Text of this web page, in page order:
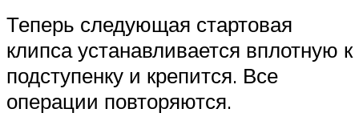
Теперь следующая стартовая
клипса устанавливается вплотную к
подступенку и крепится. Все
операции повторяются.